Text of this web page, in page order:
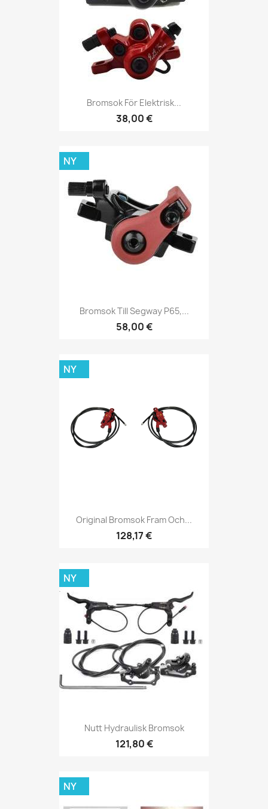
Bromsok För Elektrisk...
38,00 €
Bromsok Till Segway P65,...
58,00 €
NY
Original Bromsok Fram Och...
128,17 €
NY
Nutt Hydraulisk Bromsok
121,80 €
NY
NY